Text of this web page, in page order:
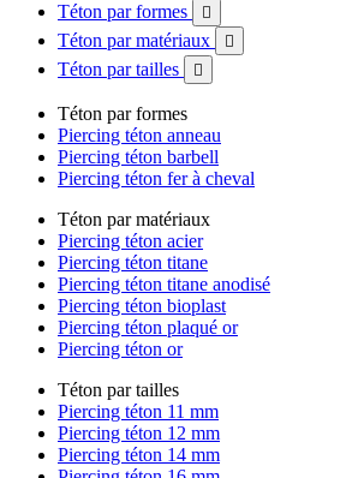
Téton par formes

Téton par matériaux 
Téton par tailles 
Téton par formes
Piercing téton anneau
Piercing téton barbell
Piercing téton fer à cheval
Téton par matériaux
Piercing téton acier
Piercing téton titane
Piercing téton titane anodisé
Piercing téton bioplast
Piercing téton plaqué or
Piercing téton or
Téton par tailles
Piercing téton 11 mm
Piercing téton 12 mm
Piercing téton 14 mm